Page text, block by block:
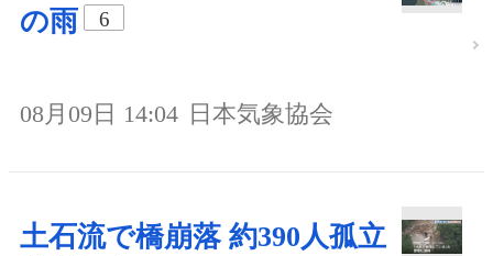
の雨
6
08月09日 14:04 日本気象協会
土石流で橋崩落 約390人孤立